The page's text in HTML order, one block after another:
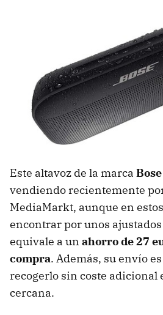
Este altavoz de la marca Bose
vendiendo recientemente
MediaMarkt, aunque en
encontrar por unos ajustados
equivale a un ahorro de 27
compra. Además, su envío
recogerlo sin coste adicional
cercana.